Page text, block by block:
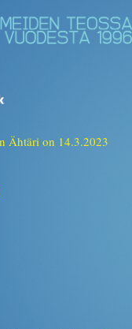
Ähtäri on 14.3.2023